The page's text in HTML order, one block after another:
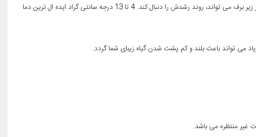
دما: گل بنفشه در کل خنک پسند است و محیط های خنک را دوست دارد. این گل به راحتی می تواند سرمای زمستان را متحمل شود و حتی در زیر برف می تواند، روند رشدش را دنبال کند. 4 تا 13 درجه سانتی گراد ایده ال ترین دما
می تواند باعث بلند و کم پشت شدن گیاه زیبای شما گردد.
غیر منتظره می باشد.